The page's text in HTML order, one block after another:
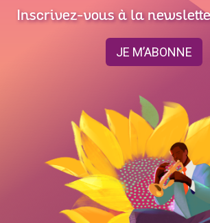
Inscrivez-vous à la
JE M’ABONNE